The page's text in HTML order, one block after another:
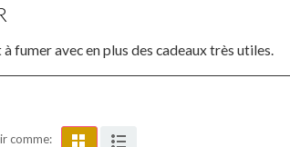
fumer avec en plus des cadeaux très utiles.
comme: